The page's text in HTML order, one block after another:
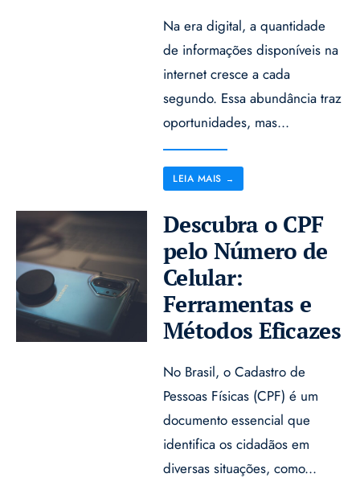
Na era digital, a quantidade
de informações disponíveis na
internet cresce a cada
segundo. Essa abundância traz
oportunidades, mas...
LEIA MAIS →
Descubra o CPF
pelo Número de
Celular:
Ferramentas e
Métodos Eficazes
No Brasil, o Cadastro de
Pessoas Físicas (CPF) é um
documento essencial que
identifica os cidadãos em
diversas situações, como...